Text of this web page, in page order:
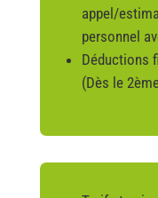
appel/
personnel
Déductions
(Dès le